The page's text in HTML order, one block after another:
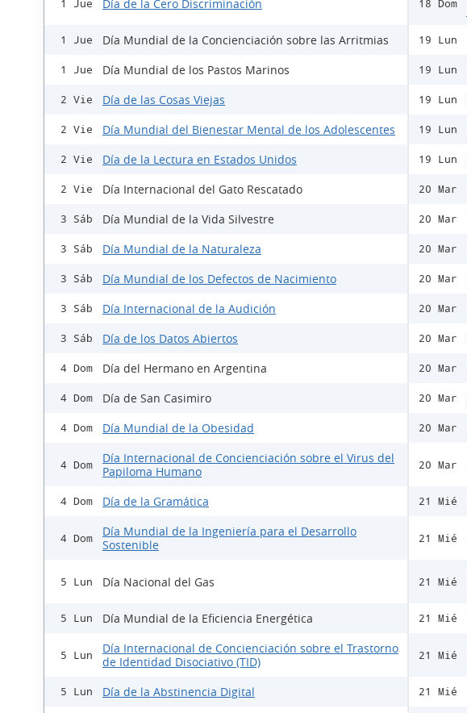
1 Jue Día de la Cero Discriminación
1 Jue Día Mundial de la Concienciación sobre las Arritmias
1 Jue Día Mundial de los Pastos Marinos
2 Vie Día de las Cosas Viejas
2 Vie Día Mundial del Bienestar Mental de los Adolescentes
2 Vie Día de la Lectura en Estados Unidos
2 Vie Día Internacional del Gato Rescatado
3 Sáb Día Mundial de la Vida Silvestre
3 Sáb Día Mundial de la Naturaleza
3 Sáb Día Mundial de los Defectos de Nacimiento
3 Sáb Día Internacional de la Audición
3 Sáb Día de los Datos Abiertos
4 Dom Día del Hermano en Argentina
4 Dom Día de San Casimiro
4 Dom Día Mundial de la Obesidad
4 Dom
Día Internacional de Concienciación sobre el Virus del
Papiloma Humano
4 Dom Día de la Gramática
4 Dom
Día Mundial de la Ingeniería para el Desarrollo
Sostenible
5 Lun Día Nacional del Gas
5 Lun Día Mundial de la Eficiencia Energética
5 Lun
Día Internacional de Concienciación sobre el Trastorno
de Identidad Disociativo (TID)
5 Lun Día de la Abstinencia Digital
18 Dom
19 Lun
19 Lun
19 Lun
19 Lun
19 Lun
20 Mar
20 Mar
20 Mar
20 Mar
20 Mar
20 Mar
20 Mar
20 Mar
20 Mar
20 Mar
21 Mié
21 Mié
21 Mié
21 Mié
21 Mié
21 Mié